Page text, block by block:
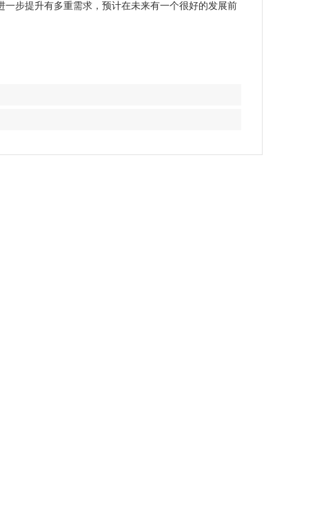
步提升有多重需求，预计在未来有一个很好的发展前